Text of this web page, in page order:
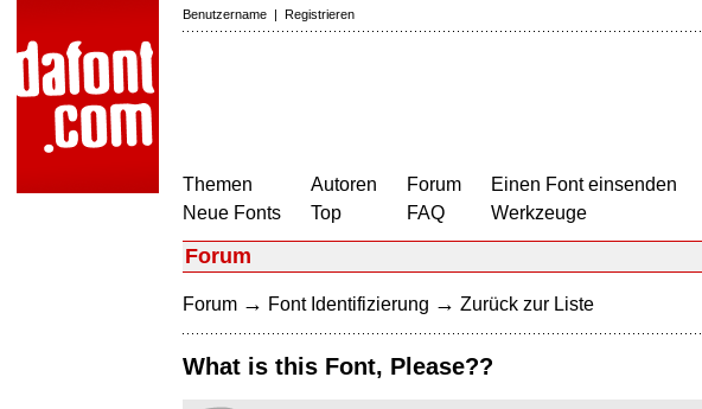
Benutzername | Registrieren
Themen
Neue Fonts
Autoren
Top
Forum
FAQ
Einen Font einsenden
Werkzeuge
Forum
Forum → Font Identifizierung → Zurück zur Liste
What is this Font, Please??